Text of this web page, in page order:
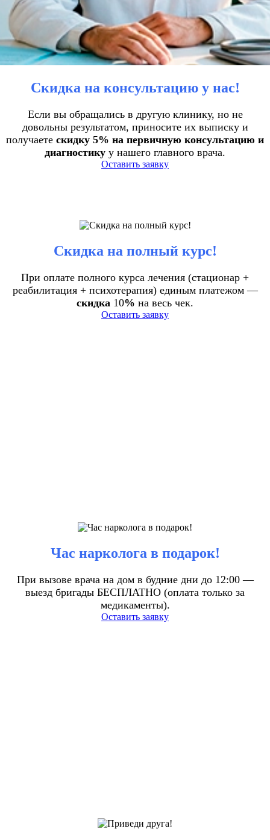
Скидка на консультацию у нас!
Если вы обращались в другую клинику, но не
довольны результатом, приносите их выписку и
получаете скидку 5% на первичную консультацию и
диагностику у нашего главного врача.
Оставить заявку
Скидка на полный курс!
При оплате полного курса лечения (стационар +
реабилитация + психотерапия) единым платежом —
скидка 10% на весь чек.
Оставить заявку
Час нарколога в подарок!
При вызове врача на дом в будние дни до 12:00 —
выезд бригады БЕСПЛАТНО (оплата только за
медикаменты).
Оставить заявку